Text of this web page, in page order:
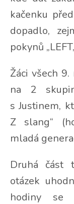
kačenku
dopadlo,
pokynů
Žáci všech
na 2
s Justinem,
Z slang“
mladá
Druhá část
otázek
hodiny se